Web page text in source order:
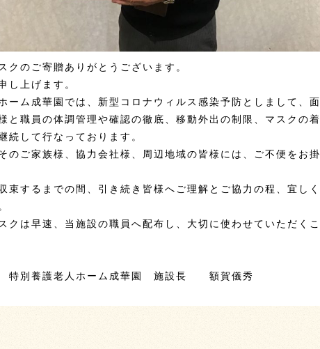
クのご寄贈ありがとうございます。
し上げます。
ーム成華園では、新型コロナウィルス感染予防としまして、面
と職員の体調管理や確認の徹底、移動外出の制限、マスクの着
続して行なっております。
のご家族様、協力会社様、周辺地域の皆様には、ご不便をお掛
束するまでの間、引き続き皆様へご理解とご協力の程、宜しく
クは早速、当施設の職員へ配布し、大切に使わせていただくこ
特別養護老人ホーム成華園 施設長 額賀儀秀